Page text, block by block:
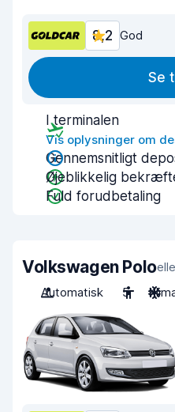
8,2 God
Se
I terminalen
Vis oplysninger om
Gennemsnitligt
Øjeblikkelig
Fuld forudbetaling
Volkswagen Polo
Automatisk
5